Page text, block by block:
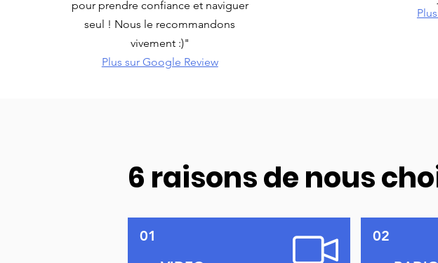
pour prendre confiance et naviguer
seul ! Nous le recommandons
vivement :)"
Plus sur Google Review
6 raisons de nous
01
02